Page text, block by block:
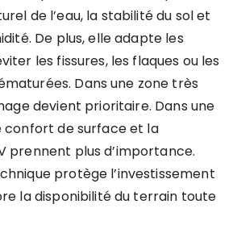
de l’eau, la stabilité du sol et
De plus, elle adapte les
les fissures, les flaques ou les
Dans une zone très
devient prioritaire. Dans une
confort de surface et la
prennent plus d’importance.
protège l’investissement
la disponibilité du terrain toute